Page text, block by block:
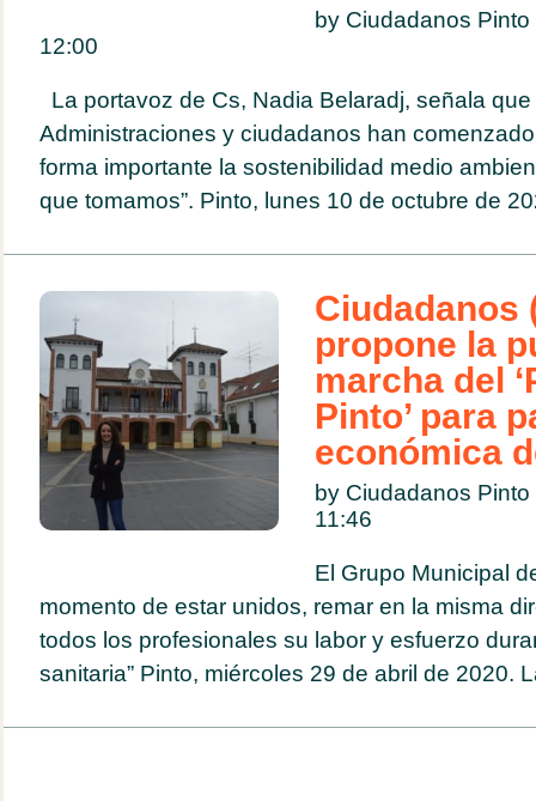
by Ciudadanos
12:00
La portavoz de Cs, Nadia Belaradj, señala que
Administraciones y ciudadanos han
forma importante la sostenibilidad medio
que tomamos”. Pinto, lunes 10 de octubre de
Ciudadanos
propone la
marcha del
Pinto’ para
económica
by Ciudadanos
11:46
El Grupo Municipal
momento de estar unidos, remar en la misma
todos los profesionales su labor y esfuerzo
sanitaria” Pinto, miércoles 29 de abril de 2020.